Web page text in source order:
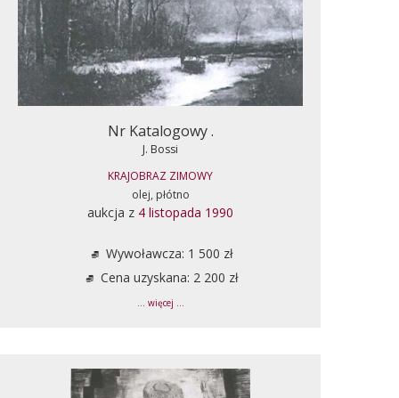
Nr Katalogowy .
J. Bossi
KRAJOBRAZ ZIMOWY
olej, płótno
aukcja z 4 listopada 1990
Wywoławcza: 1 500 zł
Cena uzyskana: 2 200 zł
... więcej ...